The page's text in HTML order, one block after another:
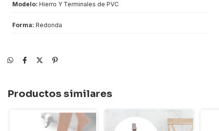
Modelo: Hierro Y Terminales de PVC
Forma: Redonda
Productos similares